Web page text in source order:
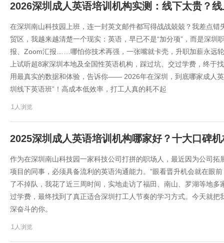
2026深圳成人英语培训机构实测：线下太贵？
在深圳南山科技园上班，连一封英文邮件都写得战战兢兢？我差点
贸区，我越来越清楚一个现实：英语，早已不是“加分项”，而是深
报、Zoom汇报……哪怕你技术再强，一张嘴就卡壳，升职加薪永远
上试听超8家深圳本地及全国性英语机构，踩过坑、交过学费，终于
用最真实的数据和体验，告诉你—— 2026年在深圳，到底哪家成人
圳线下英语班”！高成本低效率，打工人真的耗不起
1人浏览
2025深圳成人英语培训机构哪家好？十大口碑
作为在深圳南山科技园一家科技公司打拼的职场人，最近因为公司
项目的同事，必须具备流利的英语沟通能力。”眼看晋升机会就在
了不掉队，我花了近三周时间，实地走访了福田、南山、罗湖等地
过学费，最终找到了真正适合深圳打工人节奏的学习方式。今天就
深奋斗的你。
1人浏览